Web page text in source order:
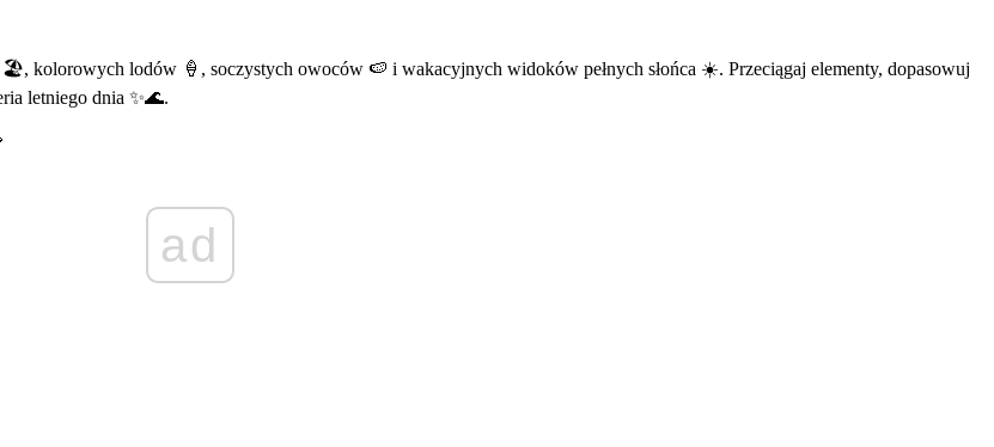
🏖️, kolorowych lodów 🍦, soczystych owoców 🍉 i wakacyjnych widoków pełnych słońca ☀️. Przeciągaj elementy, dopasowuj
letniego dnia ✨🌊.
ad